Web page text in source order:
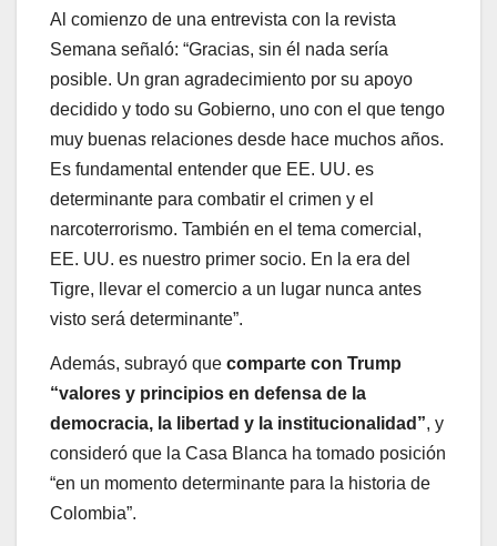
Al comienzo de una entrevista con la revista
Semana señaló: “Gracias, sin él nada sería
posible. Un gran agradecimiento por su apoyo
decidido y todo su Gobierno, uno con el que tengo
muy buenas relaciones desde hace muchos años.
Es fundamental entender que EE. UU. es
determinante para combatir el crimen y el
narcoterrorismo. También en el tema comercial,
EE. UU. es nuestro primer socio. En la era del
Tigre, llevar el comercio a un lugar nunca antes
visto será determinante”.
Además, subrayó que comparte con Trump
“valores y principios en defensa de la
democracia, la libertad y la institucionalidad”, y
consideró que la Casa Blanca ha tomado posición
“en un momento determinante para la historia de
Colombia”.